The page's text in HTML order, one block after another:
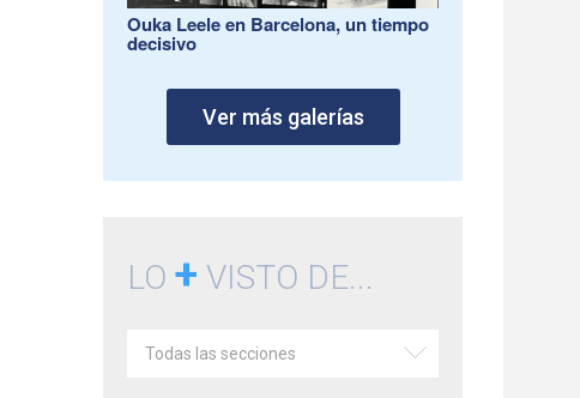
Ouka Leele en Barcelona, un tiempo
decisivo
Ver más galerías
LO+ VISTO DE...
Todas las secciones